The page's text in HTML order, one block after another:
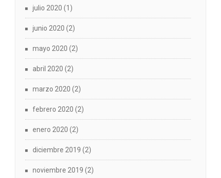
julio 2020 (1)
junio 2020 (2)
mayo 2020 (2)
abril 2020 (2)
marzo 2020 (2)
febrero 2020 (2)
enero 2020 (2)
diciembre 2019 (2)
noviembre 2019 (2)